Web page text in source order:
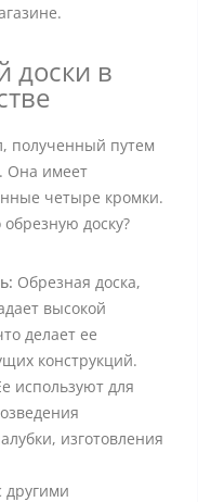
доски в
полученный путем
Она имеет
четыре кромки.
доску?
Обрезная доска,
высокой
делает ее
конструкций.
используют для
изготовления
другими